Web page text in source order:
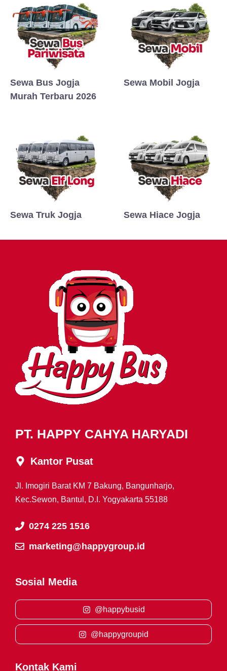
Sewa Bus Jogja
Murah Terbaru 2026
Sewa Mobil Jogja
Sewa Truk Jogja Sewa Hiace Jogja
PT. HAPPY CAHYA HARYADI
Kantor Pusat
Jl. Imogiri Barat KM 7 Bakung, Bangunharjo,
Kec.Sewon, Bantul, D.I. Yogyakarta 55188
0274 225 1516
marketing@happygroup.id
Sosial Media
@happybusid
@happygroupid
Kontak Kami